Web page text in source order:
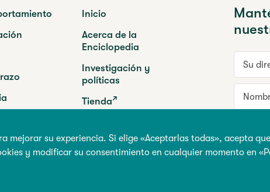
mejorar su experiencia. Si elige «Aceptarlas todas», acepta
y modificar su consentimiento en cualquier momento en
Inicio
Acerca de la
Enciclopedia
Investigación y
políticas
Tienda
Su